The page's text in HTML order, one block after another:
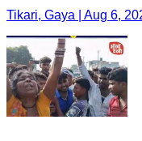
Tikari, Gaya | Aug 6,